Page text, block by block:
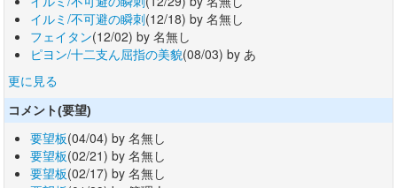
イルミ/不可避の瞬刺(12/18) by 名無し
フェイタン(12/02) by 名無し
ピヨン/十二支ん屈指の美貌(08/03) by あ
更に見る
コメント(要望)
要望板(04/04) by 名無し
要望板(02/21) by 名無し
要望板(02/17) by 名無し